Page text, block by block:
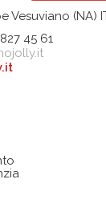
Vesuviano (NA)
45 61